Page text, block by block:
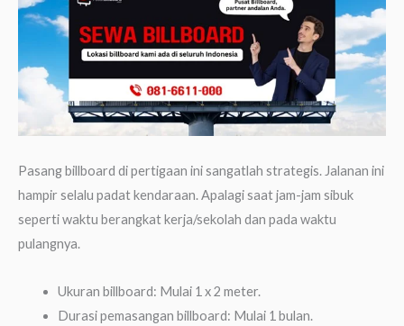
Pasang billboard di pertigaan ini sangatlah strategis. Jalanan ini
hampir selalu padat kendaraan. Apalagi saat jam-jam sibuk
seperti waktu berangkat kerja/sekolah dan pada waktu
pulangnya.
Ukuran billboard: Mulai 1 x 2 meter.
Durasi pemasangan billboard: Mulai 1 bulan.